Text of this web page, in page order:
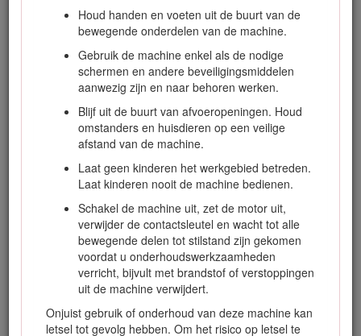
Houd handen en voeten uit de buurt van de
bewegende onderdelen van de machine.
Gebruik de machine enkel als de nodige
schermen en andere beveiligingsmiddelen
aanwezig zijn en naar behoren werken.
Blijf uit de buurt van afvoeropeningen. Houd
omstanders en huisdieren op een veilige
afstand van de machine.
Laat geen kinderen het werkgebied betreden.
Laat kinderen nooit de machine bedienen.
Schakel de machine uit, zet de motor uit,
verwijder de contactsleutel en wacht tot alle
bewegende delen tot stilstand zijn gekomen
voordat u onderhoudswerkzaamheden
verricht, bijvult met brandstof of verstoppingen
uit de machine verwijdert.
Onjuist gebruik of onderhoud van deze machine kan
letsel tot gevolg hebben. Om het risico op letsel te
Figuur 1
Plaats van modelnummer en serienummer
Deze handleiding wijst u op mogelijke gevaren en bevat
veiligheidswaarschuwingen die u kunt herkennen aan het
waarschuwingspictogram (Figuur2), dat wijst op een gevaar
dat ernstig letsel of de dood kan veroorzaken indien u nalaat
de voorgeschreven maatregelen te treffen.